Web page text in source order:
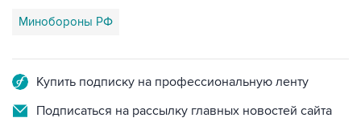
Подписаться на рассылку главных новостей сайта
Получать оперативные новости в официальном